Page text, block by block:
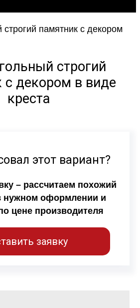
строгий
с декором в виде
креста
этот вариант?
– рассчитаем похожий
нужном оформлении и
цене производителя
заявку